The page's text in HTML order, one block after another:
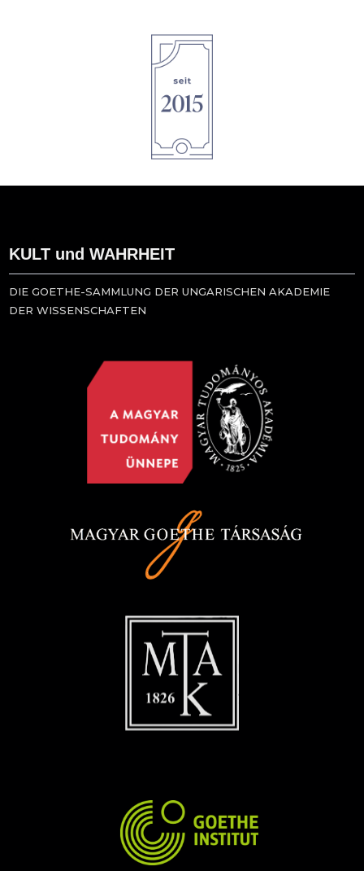
1895
KULT und WAHRHEIT
DIE GOETHE-SAMMLUNG DER UNGARISCHEN AKADEMIE
DER WISSENSCHAFTEN